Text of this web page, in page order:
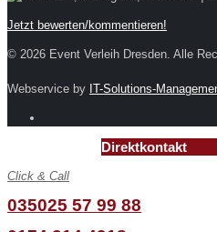
Jetzt bewerten/kommentieren!
© 2026 Event Verleih Dresden. Alle
Webservice by IT-Solutions-
Direktkontakt
Click & Call
035025 57 99 88